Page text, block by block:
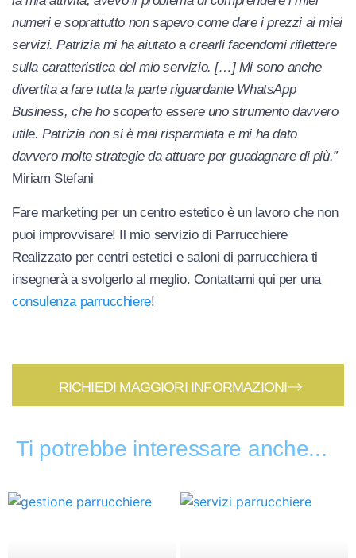
numeri e soprattutto non sapevo come dare i prezzi ai miei
servizi. Patrizia mi ha aiutato a crearli facendomi riflettere
sulla caratteristica del mio servizio. […] Mi sono anche
divertita a fare tutta la parte riguardante WhatsApp
Business, che ho scoperto essere uno strumento davvero
utile. Patrizia non si è mai risparmiata e mi ha dato
davvero molte strategie da attuare per guadagnare di più.”
Miriam Stefani
Fare marketing per un centro estetico è un lavoro che non
puoi improvvisare! Il mio servizio di Parrucchiere
Realizzato per centri estetici e saloni di parrucchiera ti
insegnerà a svolgerlo al meglio. Contattami qui per una
consulenza parrucchiere!
RICHIEDI MAGGIORI INFORMAZIONI
Ti potrebbe interessare anche...